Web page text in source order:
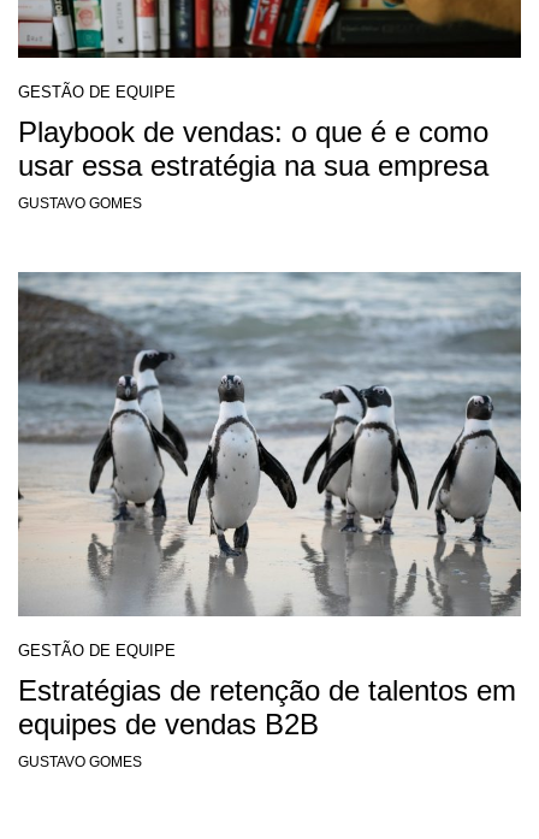
GESTÃO DE EQUIPE
Playbook de vendas: o que é e como
usar essa estratégia na sua empresa
GUSTAVO GOMES
GESTÃO DE EQUIPE
Estratégias de retenção de talentos em
equipes de vendas B2B
GUSTAVO GOMES